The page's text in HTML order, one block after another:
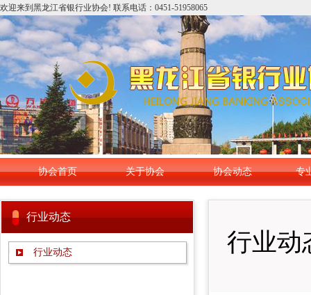
欢迎来到黑龙江省银行业协会! 联系电话：0451-51958065
协会首页 关于协会 协会动态 专
行业动态
行业动态 行业动